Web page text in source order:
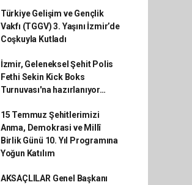
Türkiye Gelişim ve Gençlik
Vakfı (TGGV) 3. Yaşını İzmir’de
Coşkuyla Kutladı
İzmir, Geleneksel Şehit Polis
Fethi Sekin Kick Boks
Turnuvası'na hazırlanıyor…
15 Temmuz Şehitlerimizi
Anma, Demokrasi ve Millî
Birlik Günü 10. Yıl Programına
Yoğun Katılım
AKSAÇLILAR Genel Başkanı